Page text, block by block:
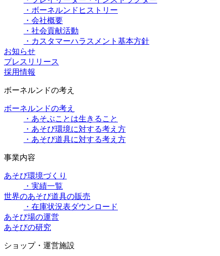
・ボーネルンドヒストリー
・会社概要
・社会貢献活動
・カスタマーハラスメント基本方針
お知らせ
プレスリリース
採用情報
ボーネルンドの考え
ボーネルンドの考え
・あそぶことは生きること
・あそび環境に対する考え方
・あそび道具に対する考え方
事業内容
あそび環境づくり
・実績一覧
世界のあそび道具の販売
・在庫状況表ダウンロード
あそび場の運営
あそびの研究
ショップ・運営施設